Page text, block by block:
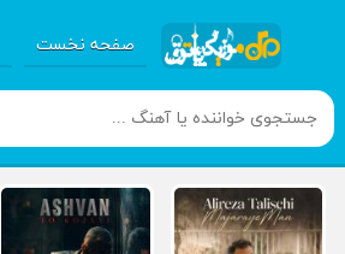
صفحه نخست